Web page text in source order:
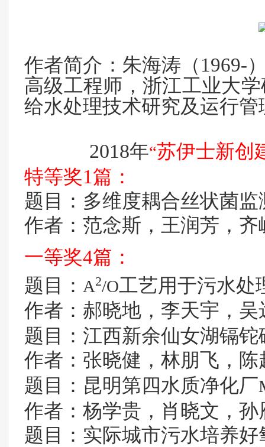
作者简介：朱海涛（1969-
高级工程师，浙江工业大
给水处理技术研究及运行管
2018年“苏伊士新创
特等奖1篇：
题目：多维度耦合丝状菌
作者：范念斯，王润芳，齐
一等奖4篇：
题目： A2/O工艺用于污水处
作者：郝晓地，李天宇，吴
题目：江西新余仙女湖镉
作者：张晓健，林朋飞，陈
题目：昆明第四水质净化厂
作者：杨学贵，肖晓文，孙
题目：实际城市污水培养